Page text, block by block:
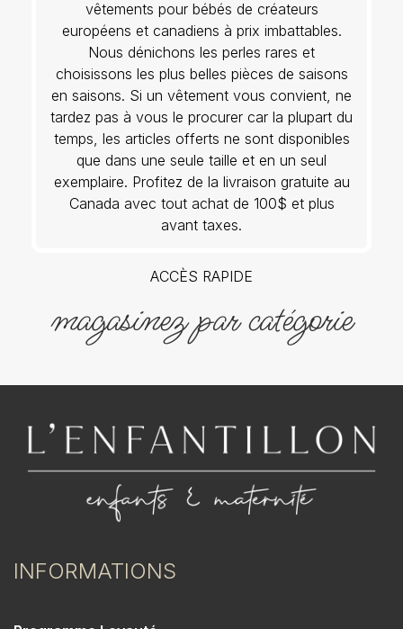
vêtements pour bébés de créateurs
européens et canadiens à prix imbattables.
Nous dénichons les perles rares et
choisissons les plus belles pièces de saisons
en saisons. Si un vêtement vous convient, ne
tardez pas à vous le procurer car la plupart du
temps, les articles offerts ne sont disponibles
que dans une seule taille et en un seul
exemplaire. Profitez de la livraison gratuite au
Canada avec tout achat de 100$ et plus
avant taxes.
ACCÈS RAPIDE
magasinez par catégorie
INFORMATIONS